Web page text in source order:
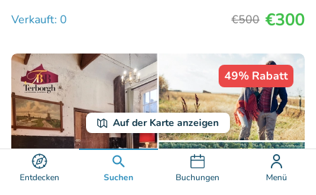
Entdecken Suchen Buchungen Menü
Auf der Karte anzeigen
Verkauft: 0
€500 €300
49% Rabatt